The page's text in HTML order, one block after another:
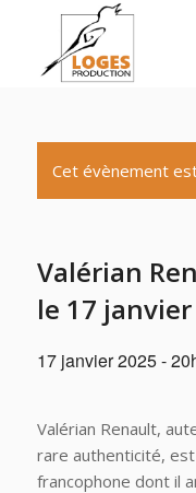
Cet évènement
Valérian
le 17
17 janvier 2025 -
Valérian Renault,
rare authenticité,
francophone dont il